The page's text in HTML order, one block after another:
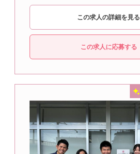
この求人の詳細を見る
この求人に応募する